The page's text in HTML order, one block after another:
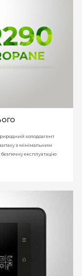
холодоагент
з мінімальним
експлуатацію
/
озоноруйнівного
вплив на
R290 -
гарантує хорошу
показники,
Пропанові теплові
газу.